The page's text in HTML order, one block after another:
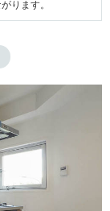
ります。